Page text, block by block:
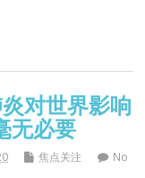
对世界影响
无必要
焦点关注
No